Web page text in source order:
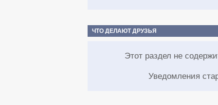
ЧТО ДЕЛАЮТ ДРУЗЬЯ
Этот раздел не
Уведомления